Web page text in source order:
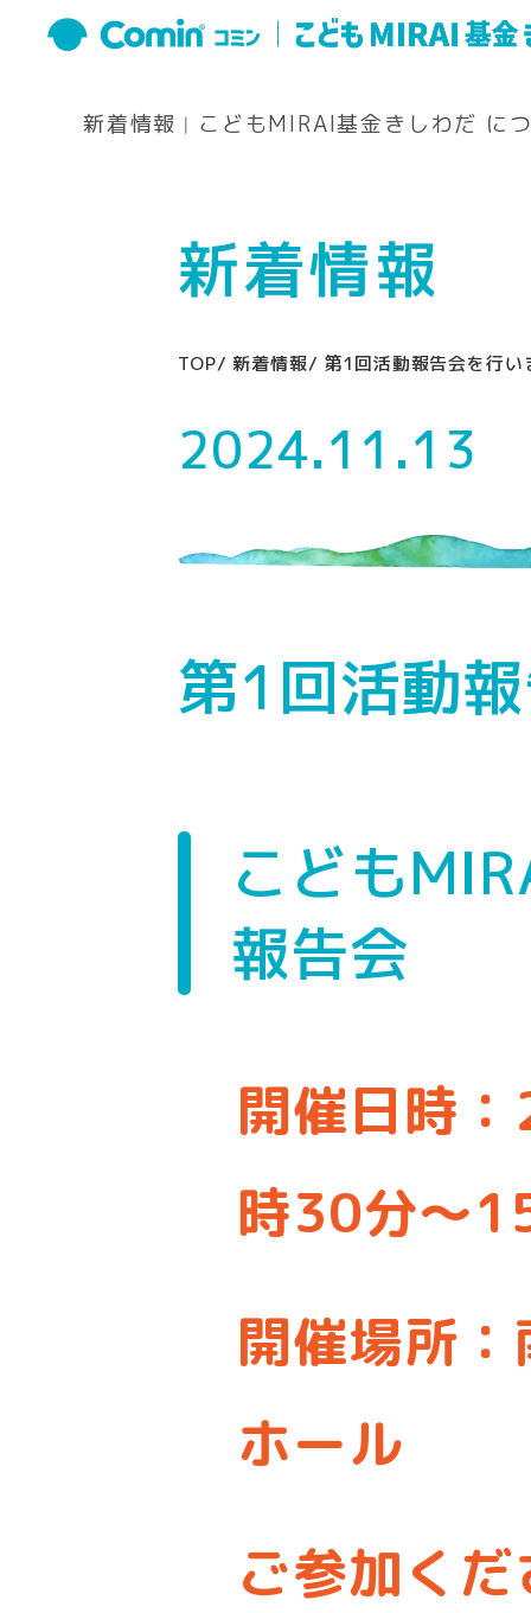
新着情報 こどもMIRAI基金きしわだ に
新着情報
TOP 新着情報 第1回活動報告会を行い
2024.11.13
第1回活動
こども
報告会
開催日時
時30分～
開催場所
ホール
ご参加く